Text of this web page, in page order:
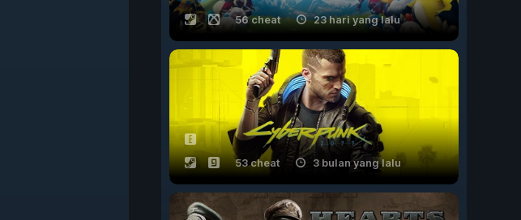
56 cheat 23 hari yang lalu
53 cheat 3 bulan yang lalu